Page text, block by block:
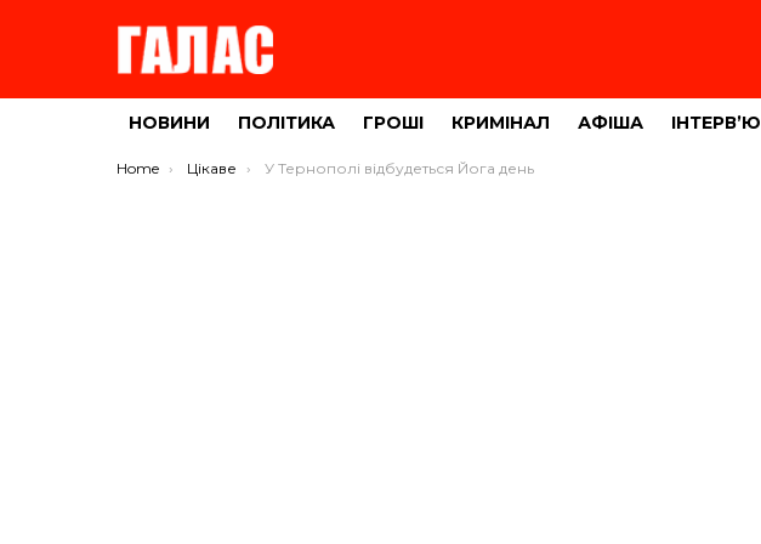
НОВИНИ ПОЛІТИКА ГРОШІ КРИМІНАЛ АФІША ІНТЕРВ’Ю
You are here:
Home Цікаве У Тернополі відбудеться Йога день